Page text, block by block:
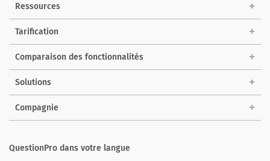
Ressources
Tarification
Comparaison des fonctionnalités
Solutions
Compagnie
QuestionPro dans votre langue